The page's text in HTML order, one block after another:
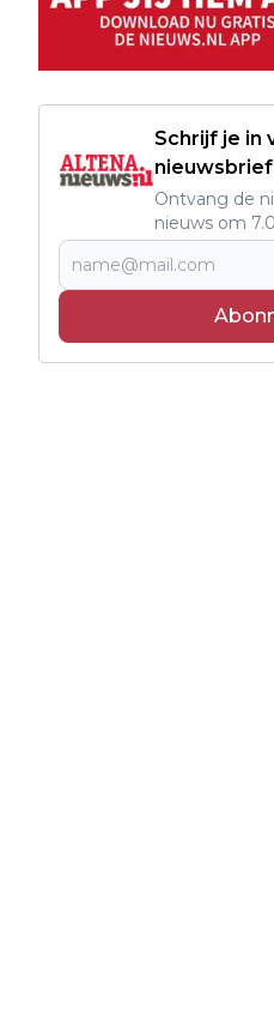
Schrijf je in
nieuwsbrief
Ontvang de
nieuws om